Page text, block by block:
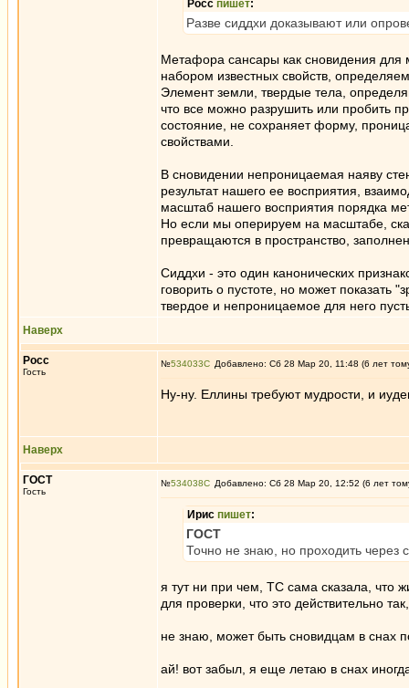
Росс пишет:
Разве сиддхи доказывают или
Метафора сансары как сновидения
набором известных свойств,
Элемент земли, твердые тела,
что все можно разрушить или пробить
состояние, не сохраняет форму,
свойствами.
В сновидении непроницаемая наяву
результат нашего ее восприятия,
масштаб нашего восприятия порядка
Но если мы оперируем на масштабе,
превращаются в пространство,
Сиддхи - это один канонических
говорить о пустоте, но может показать
твердое и непроницаемое для него
Наверх
Росс
Гость
№534033 Добавлено: Сб 28 Мар 20, 11:48 (6 лет
Ну-ну. Еллины требуют мудрости, и
Наверх
ГОСТ
Гость
№534038 Добавлено: Сб 28 Мар 20, 12:52 (6 лет
Ирис пишет:
ГОСТ
Точно не знаю, но проходить через
я тут ни при чем, ТС сама сказала, что
для проверки, что это действительно
не знаю, может быть сновидцам в снах
ай! вот забыл, я еще летаю в снах